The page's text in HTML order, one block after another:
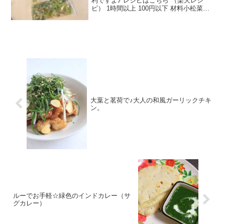
ピ） 1時間以上 100円以下 材料小松菜フ
大葉と茗荷で♪大人の和風ガーリックチキ
ン。
ルーでお手軽☆緑色のインドカレー（サ
グカレー）